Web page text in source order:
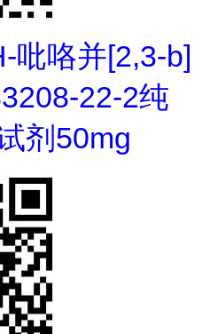
吡咯并[2,3-b]
22-2纯
剂50mg